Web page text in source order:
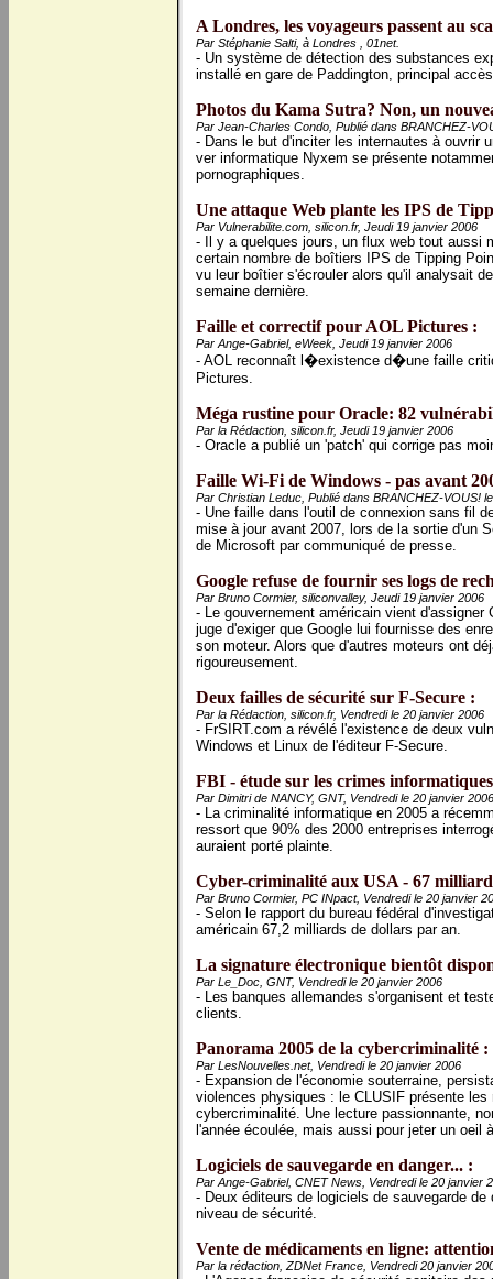
A Londres, les voyageurs passent au
Par Stéphanie Salti, à Londres , 01net.
- Un système de détection des substances
installé en gare de Paddington, principal
Photos du Kama Sutra? Non, un
Par Jean-Charles Condo, Publié dans BRANCHEZ-
- Dans le but d'inciter les internautes à ouvrir
ver informatique Nyxem se présente
pornographiques.
Une attaque Web plante les IPS de
Par Vulnerabilite.com, silicon.fr, Jeudi 19 janvier 2006
- Il y a quelques jours, un flux web tout aussi
certain nombre de boîtiers IPS de Tipping
vu leur boîtier s'écrouler alors qu'il analysait
semaine dernière.
Faille et correctif pour AOL Pictures :
Par Ange-Gabriel, eWeek, Jeudi 19 janvier 2006
- AOL reconnaît l�existence d�une faille
Pictures.
Méga rustine pour Oracle: 82
Par la Rédaction, silicon.fr, Jeudi 19 janvier 2006
- Oracle a publié un 'patch' qui corrige pas
Faille Wi-Fi de Windows - pas avant
Par Christian Leduc, Publié dans BRANCHEZ-VOUS!
- Une faille dans l'outil de connexion sans fil
mise à jour avant 2007, lors de la sortie d'un
de Microsoft par communiqué de presse.
Google refuse de fournir ses logs de
Par Bruno Cormier, siliconvalley, Jeudi 19 janvier 2006
- Le gouvernement américain vient
juge d'exiger que Google lui fournisse des
son moteur. Alors que d'autres moteurs ont
rigoureusement.
Deux failles de sécurité sur F-Secure :
Par la Rédaction, silicon.fr, Vendredi le 20 janvier 2006
- FrSIRT.com a révélé l'existence de deux
Windows et Linux de l'éditeur F-Secure.
FBI - étude sur les crimes
Par Dimitri de NANCY, GNT, Vendredi le 20 janvier 2006
- La criminalité informatique en 2005 a
ressort que 90% des 2000 entreprises
auraient porté plainte.
Cyber-criminalité aux USA - 67
Par Bruno Cormier, PC INpact, Vendredi le 20 janvier
- Selon le rapport du bureau fédéral
américain 67,2 milliards de dollars par an.
La signature électronique bientôt
Par Le_Doc, GNT, Vendredi le 20 janvier 2006
- Les banques allemandes s'organisent et
clients.
Panorama 2005 de la cybercriminalité :
Par LesNouvelles.net, Vendredi le 20 janvier 2006
- Expansion de l'économie souterraine,
violences physiques : le CLUSIF présente
cybercriminalité. Une lecture passionnante,
l'année écoulée, mais aussi pour jeter un oeil
Logiciels de sauvegarde en danger... :
Par Ange-Gabriel, CNET News, Vendredi le 20 janvier
- Deux éditeurs de logiciels de sauvegarde
niveau de sécurité.
Vente de médicaments en ligne:
Par la rédaction, ZDNet France, Vendredi 20 janvier